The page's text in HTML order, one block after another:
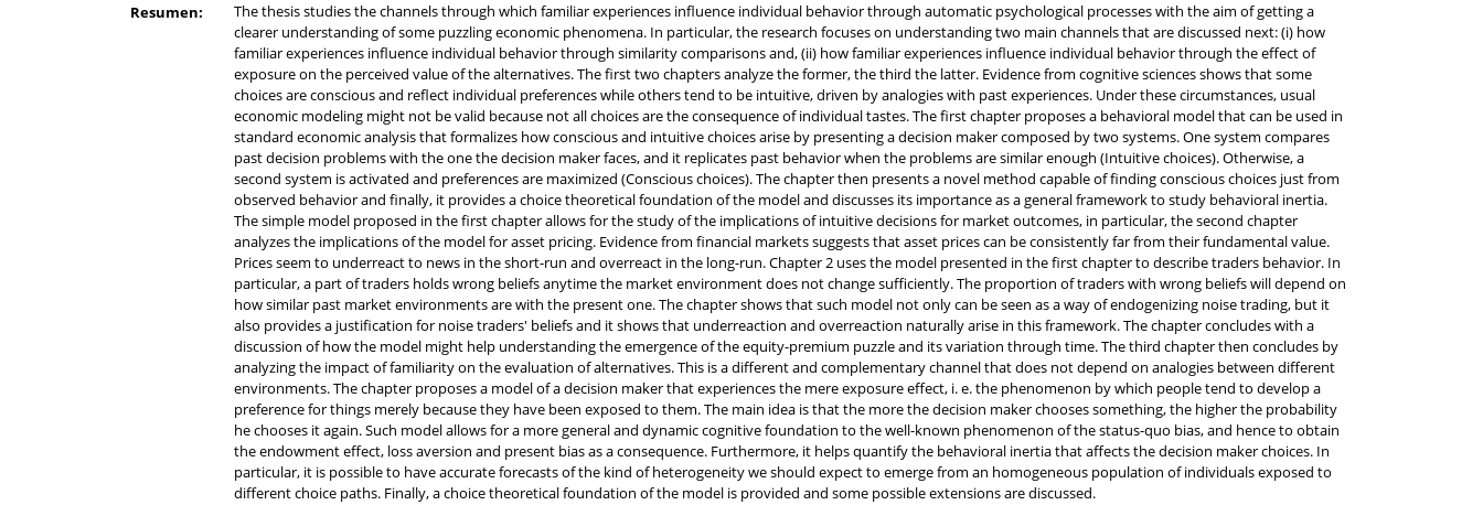
Resumen:
The thesis studies the channels through which familiar experiences influence individual behavior through automatic psychological processes with the aim of getting a
clearer understanding of some puzzling economic phenomena. In particular, the research focuses on understanding two main channels that are discussed next: (i) how
familiar experiences influence individual behavior through similarity comparisons and, (ii) how familiar experiences influence individual behavior through the effect of
exposure on the perceived value of the alternatives. The first two chapters analyze the former, the third the latter. Evidence from cognitive sciences shows that some
choices are conscious and reflect individual preferences while others tend to be intuitive, driven by analogies with past experiences. Under these circumstances, usual
economic modeling might not be valid because not all choices are the consequence of individual tastes. The first chapter proposes a behavioral model that can be used in
standard economic analysis that formalizes how conscious and intuitive choices arise by presenting a decision maker composed by two systems. One system compares
past decision problems with the one the decision maker faces, and it replicates past behavior when the problems are similar enough (Intuitive choices). Otherwise, a
second system is activated and preferences are maximized (Conscious choices). The chapter then presents a novel method capable of finding conscious choices just from
observed behavior and finally, it provides a choice theoretical foundation of the model and discusses its importance as a general framework to study behavioral inertia.
The simple model proposed in the first chapter allows for the study of the implications of intuitive decisions for market outcomes, in particular, the second chapter
analyzes the implications of the model for asset pricing. Evidence from financial markets suggests that asset prices can be consistently far from their fundamental value.
Prices seem to underreact to news in the short-run and overreact in the long-run. Chapter 2 uses the model presented in the first chapter to describe traders behavior. In
particular, a part of traders holds wrong beliefs anytime the market environment does not change sufficiently. The proportion of traders with wrong beliefs will depend on
how similar past market environments are with the present one. The chapter shows that such model not only can be seen as a way of endogenizing noise trading, but it
also provides a justification for noise traders' beliefs and it shows that underreaction and overreaction naturally arise in this framework. The chapter concludes with a
discussion of how the model might help understanding the emergence of the equity-premium puzzle and its variation through time. The third chapter then concludes by
analyzing the impact of familiarity on the evaluation of alternatives. This is a different and complementary channel that does not depend on analogies between different
environments. The chapter proposes a model of a decision maker that experiences the mere exposure effect, i. e. the phenomenon by which people tend to develop a
preference for things merely because they have been exposed to them. The main idea is that the more the decision maker chooses something, the higher the probability
he chooses it again. Such model allows for a more general and dynamic cognitive foundation to the well-known phenomenon of the status-quo bias, and hence to obtain
the endowment effect, loss aversion and present bias as a consequence. Furthermore, it helps quantify the behavioral inertia that affects the decision maker choices. In
particular, it is possible to have accurate forecasts of the kind of heterogeneity we should expect to emerge from an homogeneous population of individuals exposed to
different choice paths. Finally, a choice theoretical foundation of the model is provided and some possible extensions are discussed.